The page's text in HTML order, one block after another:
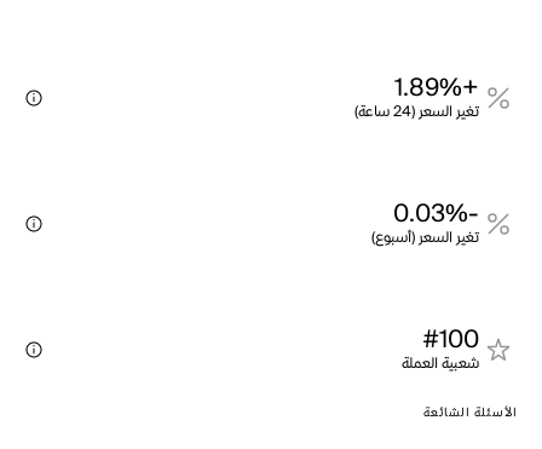
+1.89%
تغير السعر (24 ساعة)
-0.03%
تغير السعر (أسبوع)
#100
شعبية العملة
الأسئلة الشائعة